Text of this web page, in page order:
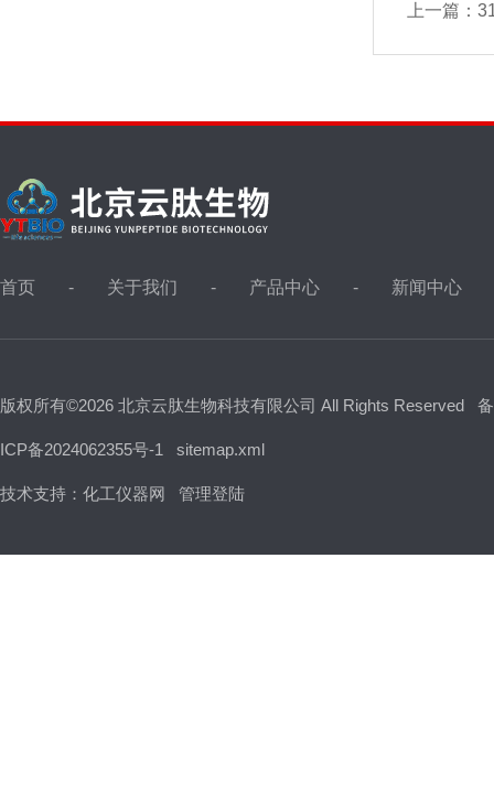
上一篇：
首页 关于我们 产品中心 新闻中心
版权所有©2026 北京云肽生物科技有限公司 All Rights Reserved
ICP备2024062355号-1 sitemap.xml
技术支持： 化工仪器网 管理登陆